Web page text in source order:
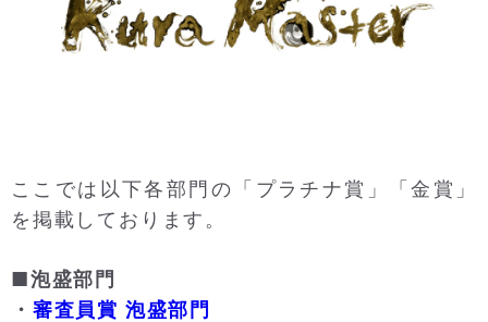
ここでは以下各部門の「プラチナ賞」「金賞」
を掲載しております。
■泡盛部門
・ 審査員賞 泡盛部門